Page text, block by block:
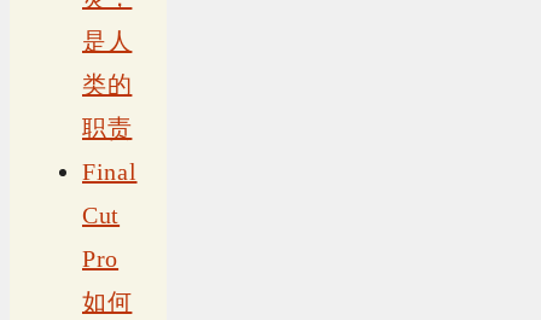
是人
类的
职责
Final
Cut
Pro
如何